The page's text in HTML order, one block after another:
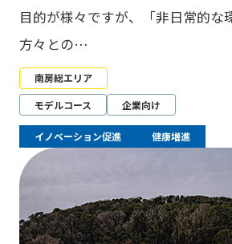
目的が様々ですが、「非日常的な
方々との…
南房総エリア
モデルコース
企業向け
イノベーション促進 健康増進